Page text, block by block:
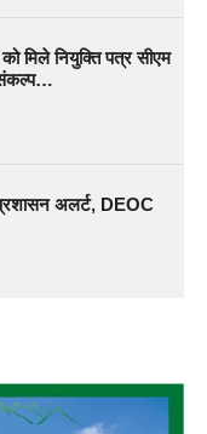
मिले नियुक्ति पत्र सीएम
संकल्प…
अलर्ट, DEOC